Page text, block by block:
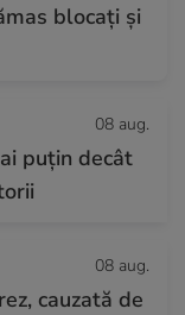
blocați și
08 aug.
puțin decât
08 aug.
cauzată de